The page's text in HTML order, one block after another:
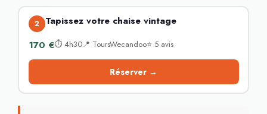
2 Tapissez votre chaise vintage
170 €⏱ 4h30📍 ToursWecandoo⭐ 5 avis
Réserver →